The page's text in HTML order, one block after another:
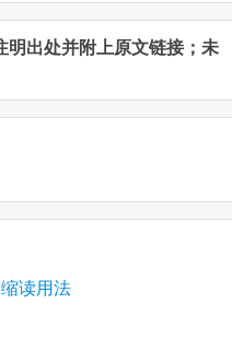
明出处并附上原文链接；未
读用法